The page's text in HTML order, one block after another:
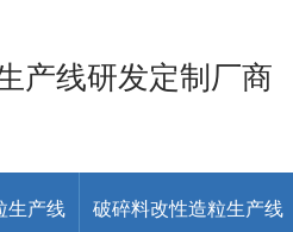
产线研发定制厂商
生产线 破碎料改性造粒生产线